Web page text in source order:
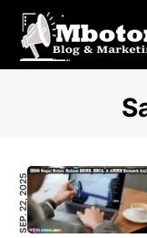
Langsung
SEP. 22, 2025